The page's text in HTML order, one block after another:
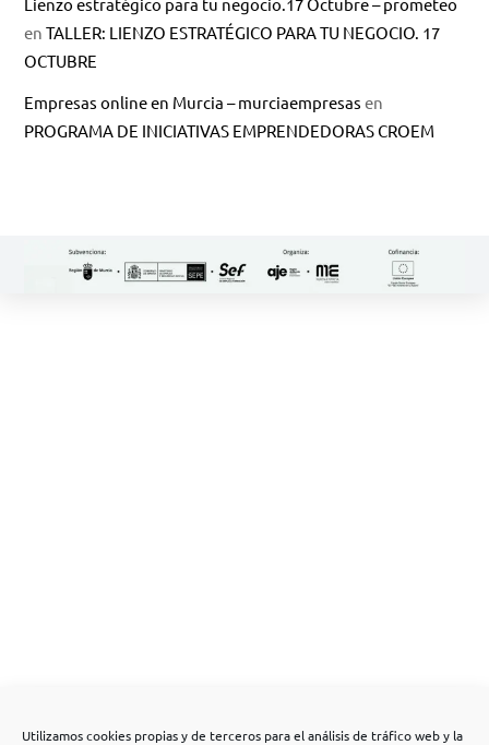
Utilizamos cookies propias y de terceros para el análisis de tráfico web y la
enTALLER: LIENZO ESTRATÉGICO PARA TU NEGOCIO. 17
OCTUBRE
Empresas online en Murcia – murciaempresas en
PROGRAMA DE INICIATIVAS EMPRENDEDORAS CROEM